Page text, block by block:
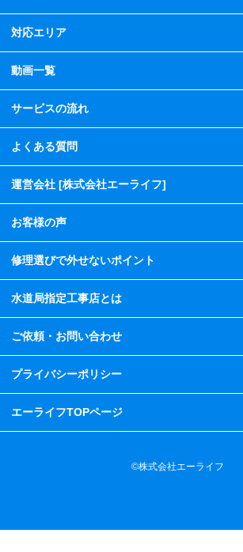
対応エリア
動画一覧
サービスの流れ
よくある質問
運営会社 [株式会社エーライフ]
お客様の声
修理選びで外せないポイント
水道局指定工事店とは
ご依頼・お問い合わせ
プライバシーポリシー
エーライフTOPページ
©株式会社エーライフ